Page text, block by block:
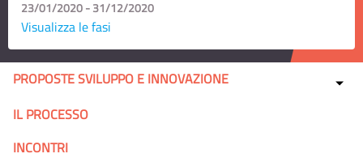
23/01/2020 - 31/12/2020
Visualizza le fasi
PROPOSTE SVILUPPO E INNOVAZIONE
IL PROCESSO
INCONTRI